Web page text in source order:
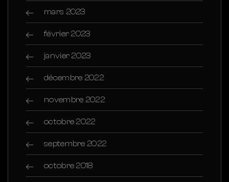
mars 2023
février 2023
janvier 2023
décembre 2022
novembre 2022
octobre 2022
septembre 2022
octobre 2018